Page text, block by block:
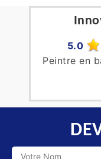
5.0
Peintre en